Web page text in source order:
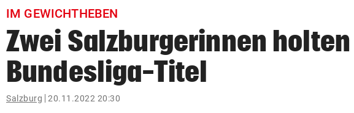
bookmark
Suchbegriff
eingeben
IM GEWICHTHEBEN
Zwei Salzburgerinnen holten
Bundesliga-Titel
Salzburg 20.11.2022 20:30